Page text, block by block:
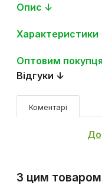
Опис ↓
Характеристики
Оптовим
Відгуки ↓
Коментарі
З цим